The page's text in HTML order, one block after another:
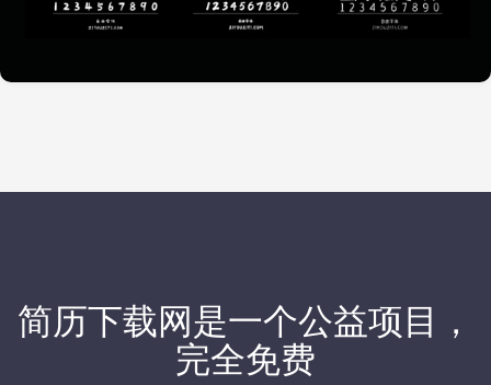
简历下载网是一个公益项目，
完全免费